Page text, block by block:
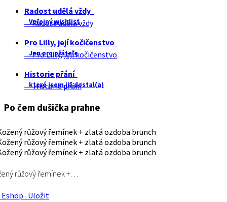
Radost udělá vždy
Veřejný wishlist
Radost udělá vždy
Pro Lilly, její kočičenstvo
Jen pro přátele
Pro Lilly, její kočičenstvo
Historie přání
které jsem již dostal(a)
Historie přání
Po čem dušička prahne
růžový řemínek +…
Uložit